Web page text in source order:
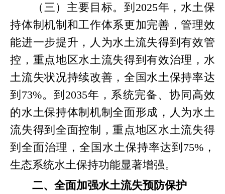
（三）主要目标。到2025年，水土保
持体制机制和工作体系更加完善，管理效
能进一步提升，人为水土流失得到有效管
控，重点地区水土流失得到有效治理，水
土流失状况持续改善，全国水土保持率达
到73%。到2035年，系统完备、协同高效
的水土保持体制机制全面形成，人为水土
流失得到全面控制，重点地区水土流失得
到全面治理，全国水土保持率达到75%，
生态系统水土保持功能显著增强。
二、全面加强水土流失预防保护